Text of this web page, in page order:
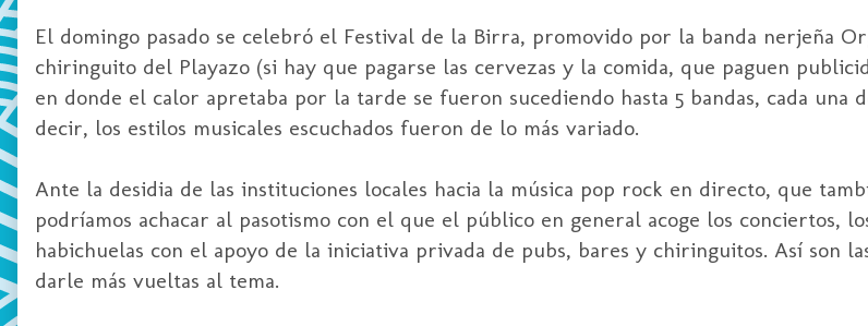
El domingo pasado se celebró el Festival de la Birra, promovido por la banda nerjeña
chiringuito del Playazo (si hay que pagarse las cervezas y la comida, que paguen
en donde el calor apretaba por la tarde se fueron sucediendo hasta 5 bandas, cada una
decir, los estilos musicales escuchados fueron de lo más variado.
Ante la desidia de las instituciones locales hacia la música pop rock en directo, que
podríamos achacar al pasotismo con el que el público en general acoge los conciertos,
habichuelas con el apoyo de la iniciativa privada de pubs, bares y chiringuitos. Así son
darle más vueltas al tema.